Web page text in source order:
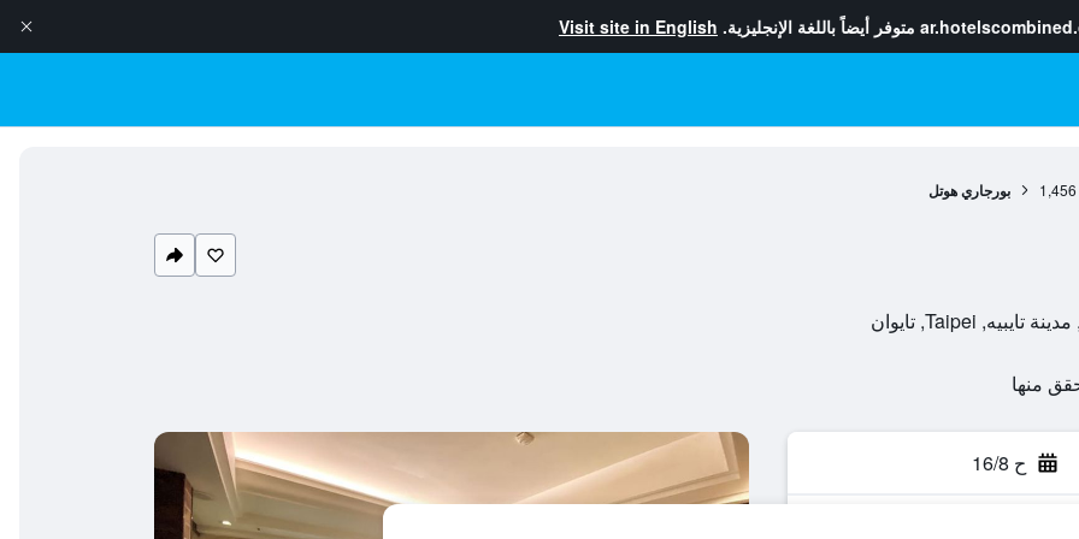
متوفر أيضاً باللغة الإنجليزية. Visit site in English
1,456 بورجاري هوتل
ح 16/8